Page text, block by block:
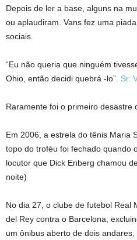
Depois de ler a base, alguns na
ou aplaudiram. Vans fez uma
sociais.
“Eu não queria que ninguém
Ohio, então decidi quebrá -lo”. Sr.
Raramente foi o primeiro desastre
Em 2006, a estrela do tênis Maria
topo do troféu foi fechado quando
locutor que Dick Enberg chamou
noite)
No dia 27, o clube de futebol Real
del Rey contra o Barcelona,
um ônibus aberto de dois